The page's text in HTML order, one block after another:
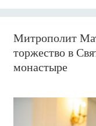
Митрополит
торжество в
монастыре